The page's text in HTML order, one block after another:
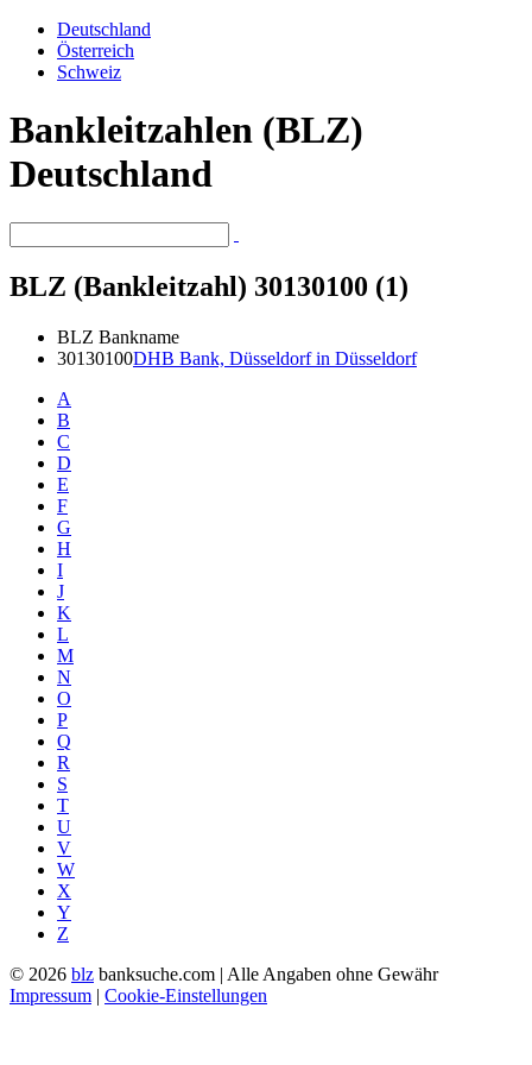
Deutschland
Österreich
Schweiz
Bankleitzahlen (BLZ)
Deutschland
BLZ (Bankleitzahl) 30130100 (1)
BLZ Bankname
30130100DHB Bank, Düsseldorf in Düsseldorf
A
B
C
D
E
F
G
H
I
J
K
L
M
N
O
P
Q
R
S
T
U
V
W
X
Y
Z
© 2026 blz banksuche.com | Alle Angaben ohne Gewähr
Impressum | Cookie-Einstellungen